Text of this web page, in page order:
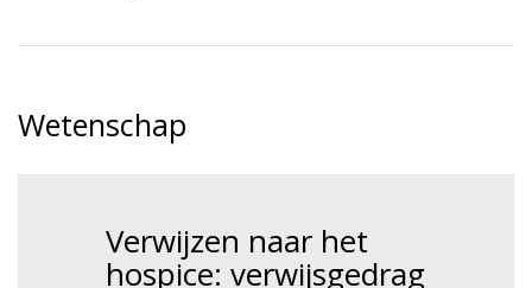
Wetenschap
Verwijzen naar het
hospice: verwijsgedrag